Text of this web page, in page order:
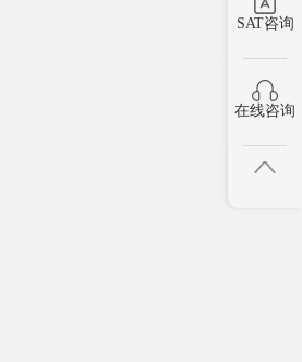
SAT咨询
在线咨询